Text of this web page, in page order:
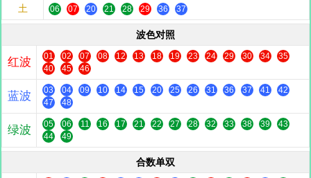
土 06 07 20 21 28 29 36 37
波色对照
红波 01 02 07 08 12 13 18 19 23 24 29 30 34
35
40
45 46
蓝波 03 04 09 10 14 15 20 25 26 31 36 37 41
42
47
48
绿波 05 06 11 16 17 21 22 27 28 32 33 38 39
43
44
49
合数单双